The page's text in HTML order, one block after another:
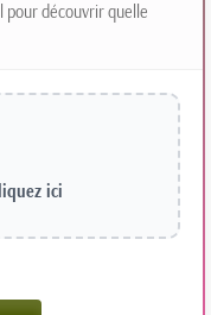
pour découvrir quelle
ici